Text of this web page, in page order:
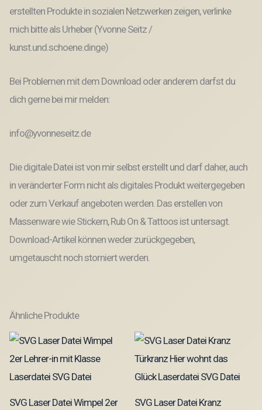
erstellten Produkte in sozialen Netzwerken zeigen, verlinke
mich bitte als Urheber (Yvonne Seitz /
kunst.und.schoene.dinge)
Bei Problemen mit dem Download oder anderem darfst du
dich gerne bei mir melden:
info@yvonneseitz.de
Die digitale Datei ist von mir selbst erstellt und darf daher, auch
in veränderter Form nicht als digitales Produkt weitergegeben
oder zum Verkauf angeboten werden. Das erstellen von
Massenware wie Stickern, Rub On & Tattoos ist untersagt.
Download-Artikel können weder zurückgegeben,
umgetauscht noch storniert werden.
Ähnliche Produkte
SVG Laser Datei Wimpel 2er
SVG Laser Datei Kranz